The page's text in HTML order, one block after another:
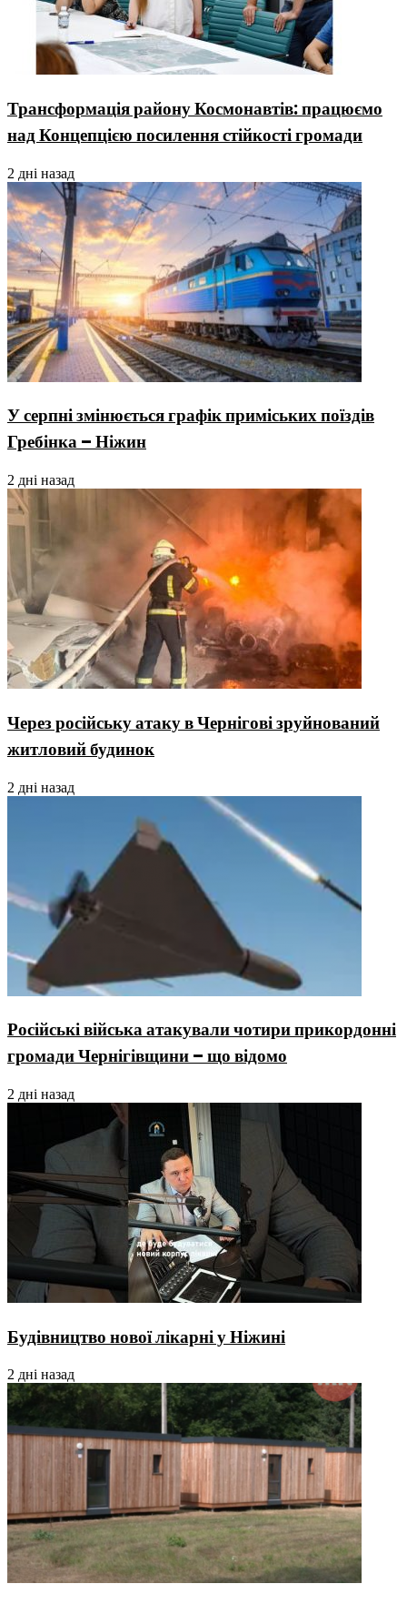
Трансформація району Космонавтів: працюємо
над Концепцією посилення стійкості громади
2 дні назад
У серпні змінюється графік приміських поїздів
Гребінка – Ніжин
2 дні назад
Через російську атаку в Чернігові зруйнований
житловий будинок
2 дні назад
Російські війська атакували чотири прикордонні
громади Чернігівщини – що відомо
2 дні назад
Будівництво нової лікарні у Ніжині
2 дні назад